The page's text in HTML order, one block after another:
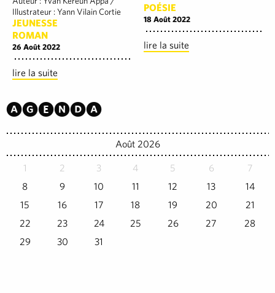
Illustrateur : Yann Vilain Cortie
JEUNESSE
ROMAN
26 Août 2022
lire la suite
POÉSIE
18 Août 2022
lire la suite
Agenda
Août 2026
1 2 3 4 5 6
7
8
9 10 11 12 13
14
15
16 17 18 19 20
21
22
23 24 25 26 27
28
29
30 31